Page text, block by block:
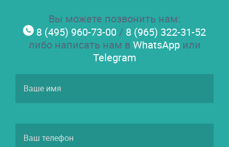
Вы можете позвонить нам:
8 (495) 960-73-00 / 8 (965) 322-31-52
либо написать нам вWhatsAppили
Telegram